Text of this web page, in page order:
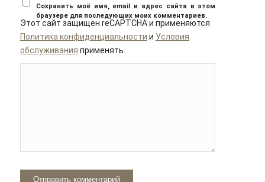
Сохранить моё имя, email и адрес сайта в этом
браузере для последующих моих комментариев.
Этот сайт защищен reCAPTCHA и применяются
Политика конфиденциальности и Условия
обслуживания применять.